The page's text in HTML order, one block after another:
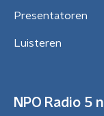
Presentatoren
Luisteren
NPO Radio 5